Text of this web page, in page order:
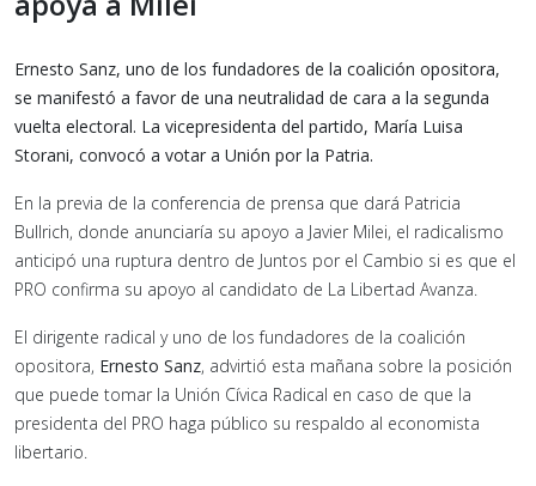
Ernesto Sanz, uno de los fundadores de la coalición opositora,
se manifestó a favor de una neutralidad de cara a la segunda
vuelta electoral. La vicepresidenta del partido, María Luisa
Storani, convocó a votar a Unión por la Patria.
En la previa de la conferencia de prensa que dará Patricia
Bullrich, donde anunciaría su apoyo a Javier Milei, el radicalismo
anticipó una ruptura dentro de Juntos por el Cambio si es que el
PRO confirma su apoyo al candidato de La Libertad Avanza.
El dirigente radical y uno de los fundadores de la coalición
opositora, Ernesto Sanz, advirtió esta mañana sobre la posición
que puede tomar la Unión Cívica Radical en caso de que la
presidenta del PRO haga público su respaldo al economista
libertario.